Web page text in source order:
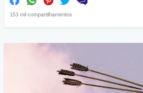
153 mil compartilhamentos